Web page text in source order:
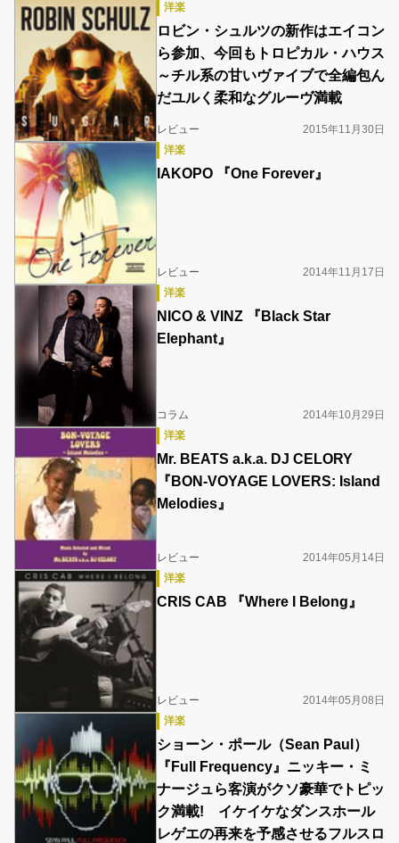
洋楽
ロビン・シュルツの新作はエイコン
ら参加、今回もトロピカル・ハウス
～チル系の甘いヴァイブで全編包ん
だユルく柔和なグルーヴ満載
レビュー
2015年11月30日
洋楽
IAKOPO 『One Forever』
レビュー
2014年11月17日
洋楽
NICO & VINZ 『Black Star
Elephant』
コラム
2014年10月29日
洋楽
Mr. BEATS a.k.a. DJ CELORY
『BON-VOYAGE LOVERS: Island
Melodies』
レビュー
2014年05月14日
洋楽
CRIS CAB 『Where I Belong』
レビュー
2014年05月08日
洋楽
ショーン・ポール（Sean Paul）
『Full Frequency』ニッキー・ミ
ナージュら客演がクソ豪華でトピッ
ク満載! イケイケなダンスホール
レゲエの再来を予感させるフルスロ